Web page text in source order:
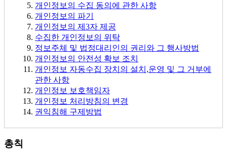
개인정보의 수집 동의에 관한 사항
개인정보의 파기
개인정보의 제3자 제공
수집한 개인정보의 위탁
정보주체 및 법정대리인의 권리와 그 행사방법
개인정보의 안전성 확보 조치
개인정보 자동수집 장치의 설치,운영 및 그 거부에
관한 사항
개인정보 보호책임자
개인정보 처리방침의 변경
권익침해 구제방법
총칙